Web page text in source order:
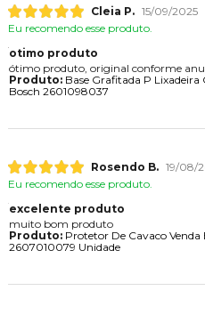
Cleia P. 15/09/2025
Eu recomendo esse produto.
otimo produto
ótimo produto, original conforme
Produto:Base Grafitada P Lixadeira
Bosch 2601098037
Rosendo B. 19/08/
Eu recomendo esse produto.
excelente produto
muito bom produto
Produto:Protetor De Cavaco Venda
2607010079 Unidade